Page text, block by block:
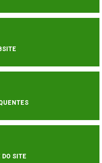
DO SITE